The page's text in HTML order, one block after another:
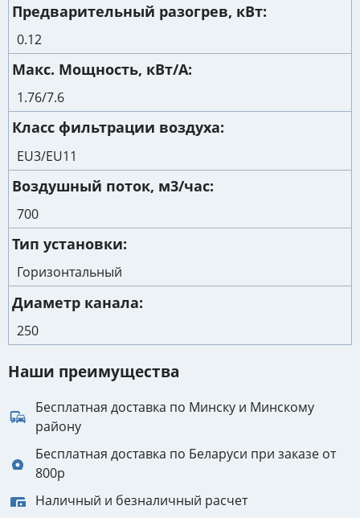
Предварительный разогрев, кВт
0.12
Макс. Мощность, кВт/А
1.76/7.6
Класс фильтрации воздуха
EU3/EU11
Воздушный поток, м3/час
700
Тип установки
Горизонтальный
Диаметр канала
250
Наши преимущества
Бесплатная доставка по Минску и Минскому
району
Бесплатная доставка по Беларуси при заказе от
800р
Наличный и безналичный расчет